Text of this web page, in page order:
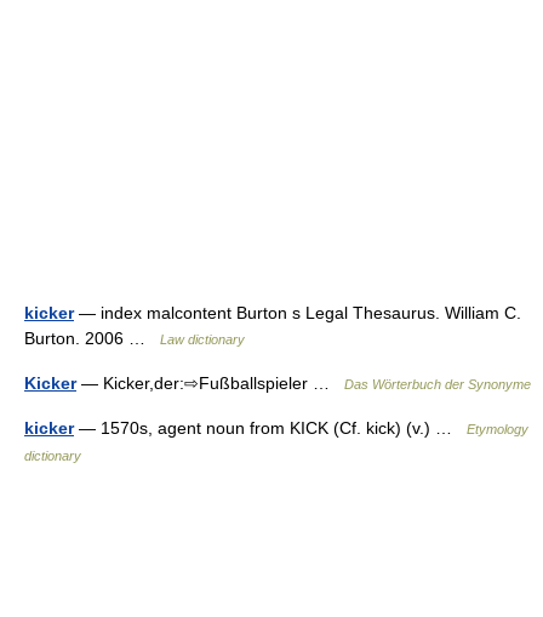
kicker— index malcontent Burton s Legal Thesaurus. William C.
Burton. 2006 …
Law dictionary
Kicker— Kicker,der:⇨Fußballspieler … Das Wörterbuch der Synonyme
kicker— 1570s, agent noun from KICK (Cf. kick) (v.) …
Etymology
dictionary